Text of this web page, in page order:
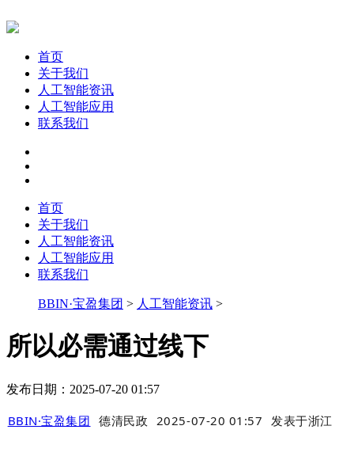
首页
关于我们
人工智能资讯
人工智能应用
联系我们
首页
关于我们
人工智能资讯
人工智能应用
联系我们
BBIN·宝盈集团 > 人工智能资讯 >
所以必需通过线下
发布日期：2025-07-20 01:57
BBIN·宝盈集团 德清民政 2025-07-20 01:57 发表于浙江